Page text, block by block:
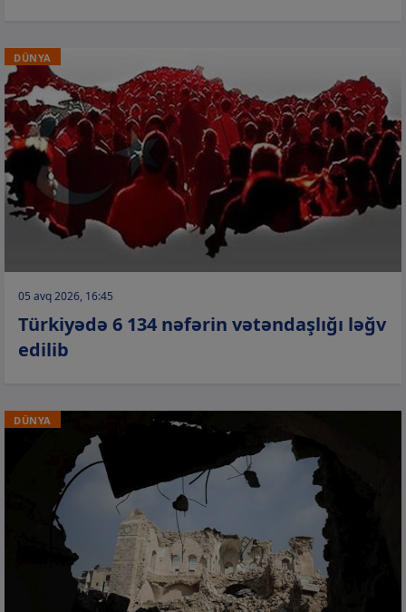
DÜNYA
05 avq 2026, 16:45
Türkiyədə 6 134 nəfərin vətəndaşlığı ləğv
edilib
DÜNYA